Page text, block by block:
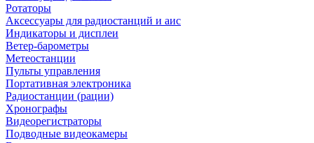
Ротаторы
Аксессуары для радиостанций и аис
Индикаторы и дисплеи
Ветер-барометры
Метеостанции
Пульты управления
Портативная электроника
Радиостанции (рации)
Хронографы
Видеорегистраторы
Подводные видеокамеры